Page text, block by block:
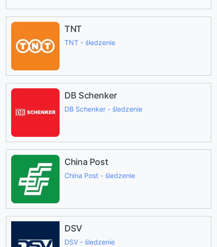
TNT
TNT - śledzenie
DB Schenker
DB Schenker - śledzenie
China Post
China Post - śledzenie
DSV
DSV - śledzenie